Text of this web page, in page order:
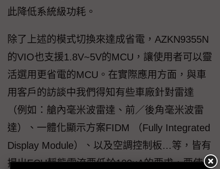
此降低系統級功耗。
除了上述的模式切換來達成省電，AZKN9355N
的VIO也支援1.8V~5V的MCU，讓使用者可以靈
活選用更省電的MCU。在實際應用方面，與車
用客戶的訪談中我們得知有些車廠針對雷達
（例如：艙內毫米波雷達、前／後角毫米波雷
達）、一體化顯示方案FIDM （Fully Integrated
Display Module）、以及空調控制板…等，皆有
提出ECU靜態電流要低於100uA的要求，要使用